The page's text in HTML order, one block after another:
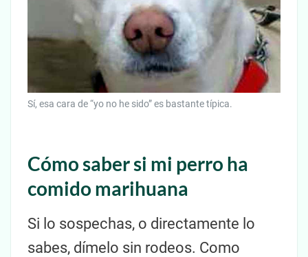
Sí, esa cara de “yo no he sido” es bastante típica.
Cómo saber si mi perro ha
comido marihuana
Si lo sospechas, o directamente lo
sabes, dímelo sin rodeos. Como